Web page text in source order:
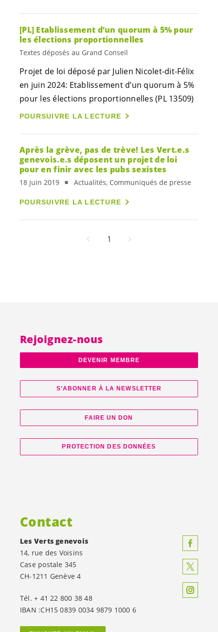
[PL] Etablissement d’un quorum à 5% pour
les élections proportionnelles
Textes déposés au Grand Conseil
Projet de loi déposé par Julien Nicolet-dit-Félix
en juin 2024: Etablissement d’un quorum à 5%
pour les élections proportionnelles (PL 13509)
POURSUIVRE LA LECTURE
Après la grève, pas de trève! Les Vert.e.s
genevois.e.s déposent un projet de loi
pour en finir avec les pubs sexistes
18 juin 2019 Actualités, Communiqués de presse
POURSUIVRE LA LECTURE
1
Rejoignez-nous
DEVENIR MEMBRE
S’ABONNER À LA NEWSLETTER
FAIRE UN DON
PROTECTION DES DONNÉES
Contact
Les Verts genevois
14, rue des Voisins
Case postale 345
CH-1211 Genève 4
Tél. + 41 22 800 38 48
IBAN :CH15 0839 0034 9879 1000 6